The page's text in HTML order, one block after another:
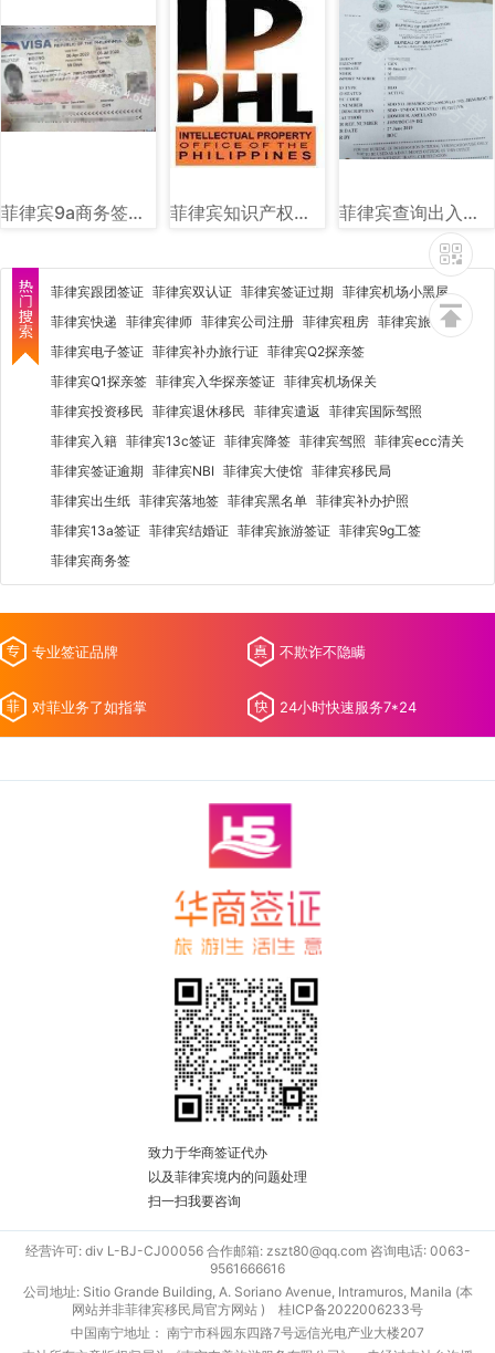
菲律宾9a商务签样式图片 菲律宾知识产权局（IPOPHL）图文讲解 菲律宾查询出入境黑名单图片样式
菲律宾跟团签证 菲律宾双认证 菲律宾签证过期 菲律宾机场小黑屋
菲律宾快递 菲律宾律师 菲律宾公司注册 菲律宾租房 菲律宾旅行社
菲律宾电子签证 菲律宾补办旅行证 菲律宾Q2探亲签
菲律宾Q1探亲签 菲律宾入华探亲签证 菲律宾机场保关
菲律宾投资移民 菲律宾退休移民 菲律宾遣返
菲律宾国际驾照
菲律宾入籍 菲律宾13c签证 菲律宾降签 菲律宾驾照 菲律宾ecc清关
菲律宾签证逾期 菲律宾NBI 菲律宾大使馆 菲律宾移民局
菲律宾出生纸 菲律宾落地签 菲律宾黑名单 菲律宾补办护照
菲律宾13a签证 菲律宾结婚证 菲律宾旅游签证 菲律宾9g工签
菲律宾商务签
专业签证品牌 不欺诈不隐瞒
对菲业务了如指掌 24小时快速服务7*24
致力于华商签证代办
以及菲律宾境内的问题处理
扫一扫我要咨询
经营许可: div L-BJ-CJ00056 合作邮箱: zszt80@qq.com 咨询电话: 0063-
9561666616
公司地址: Sitio Grande Building, A. Soriano Avenue, Intramuros, Manila (本
网站并非菲律宾移民局官方网站 ) 桂ICP备2022006233号
中国南宁地址： 南宁市科园东四路7号远信光电产业大楼207